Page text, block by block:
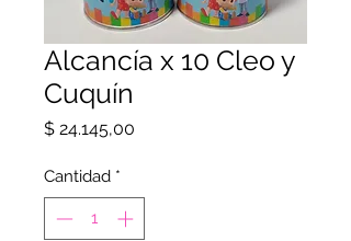
Alcancía x 10 Cleo y
Cuquín
$ 24.145,00
Cantidad *